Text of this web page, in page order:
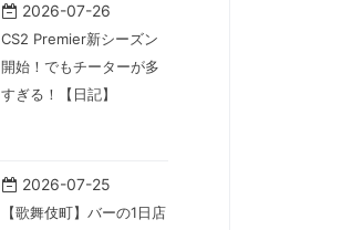
2026-07-26
CS2 Premier新シーズン
開始！でもチーターが多
すぎる！【日記】
2026-07-25
【歌舞伎町】バーの1日店